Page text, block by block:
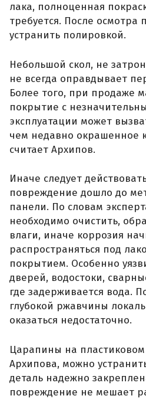
лака, полноценная
требуется. После
устранить полировкой.
Небольшой скол, не
не всегда оправдывает
Более того, при продаже
покрытие с
эксплуатации может
чем недавно окрашенное
считает Архипов.
Иначе следует
повреждение дошло до
панели. По словам
необходимо очистить,
влаги, иначе коррозия
распространяться под
покрытием. Особенно
дверей, водостоки,
где задерживается вода.
глубокой ржавчины
оказаться недостаточно.
Царапины на
Архипова, можно
деталь надежно
повреждение не мешает